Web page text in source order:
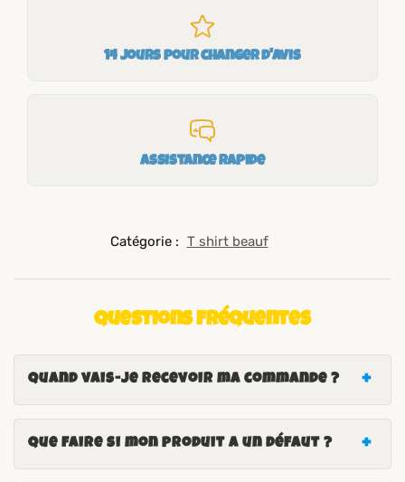
14 jours pour changer d'avis
Assistance rapide
Catégorie : T shirt beauf
Questions fréquentes
Quand vais-je recevoir ma commande ?
Que faire si mon produit a un défaut ?